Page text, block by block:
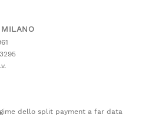
dello split payment a far data